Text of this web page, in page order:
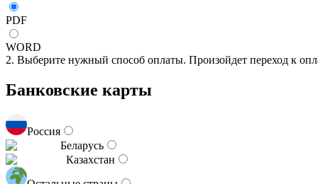
PDF
WORD
2. Выберите нужный способ оплаты. Произойдет переход к
Банковские карты
Россия
Беларусь
Казахстан